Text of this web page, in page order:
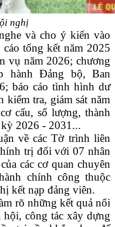
nghị
và cho ý kiến vào
tổng kết năm 2025
vụ năm 2026; chương
hành Đảng bộ, Ban
báo cáo tình hình dư
kiểm tra, giám sát năm
cấu, số lượng, thành
2026 - 2031...
về các Tờ trình liên
trị đối với 07 nhân
các cơ quan chuyên
chính công thuộc
kết nạp đảng viên.
rõ những kết quả nổi
công tác xây dựng